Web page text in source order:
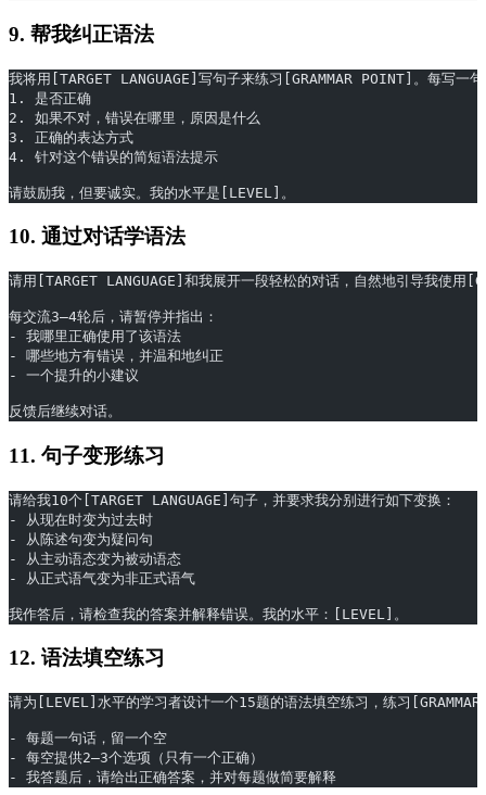
9. 帮我纠正语法
我将用[TARGET LANGUAGE]写句子来练习[GRAMMAR POINT]。每写一
1. 是否正确
2. 如果不对，错误在哪里，原因是什么
3. 正确的表达方式
4. 针对这个错误的简短语法提示
请鼓励我，但要诚实。我的水平是[LEVEL]。
10. 通过对话学语法
请用[TARGET LANGUAGE]和我展开一段轻松的对话，自然地引导我使用
每交流3–4轮后，请暂停并指出：
- 我哪里正确使用了该语法
- 哪些地方有错误，并温和地纠正
- 一个提升的小建议
反馈后继续对话。
11. 句子变形练习
请给我10个[TARGET LANGUAGE]句子，并要求我分别进行如下变换：
- 从现在时变为过去时
- 从陈述句变为疑问句
- 从主动语态变为被动语态
- 从正式语气变为非正式语气
我作答后，请检查我的答案并解释错误。我的水平：[LEVEL]。
12. 语法填空练习
请为[LEVEL]水平的学习者设计一个15题的语法填空练习，练习
- 每题一句话，留一个空
- 每空提供2–3个选项（只有一个正确）
- 我答题后，请给出正确答案，并对每题做简要解释